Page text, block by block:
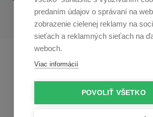
predaním údajov o správaní na
zobrazenie cielenej reklamy na
sieťach a reklamných sieťach na
weboch.
Viac informácií
POVOLIŤ VŠETKO
Profikuchař.cz